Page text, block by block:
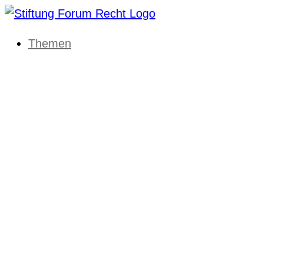
Themen